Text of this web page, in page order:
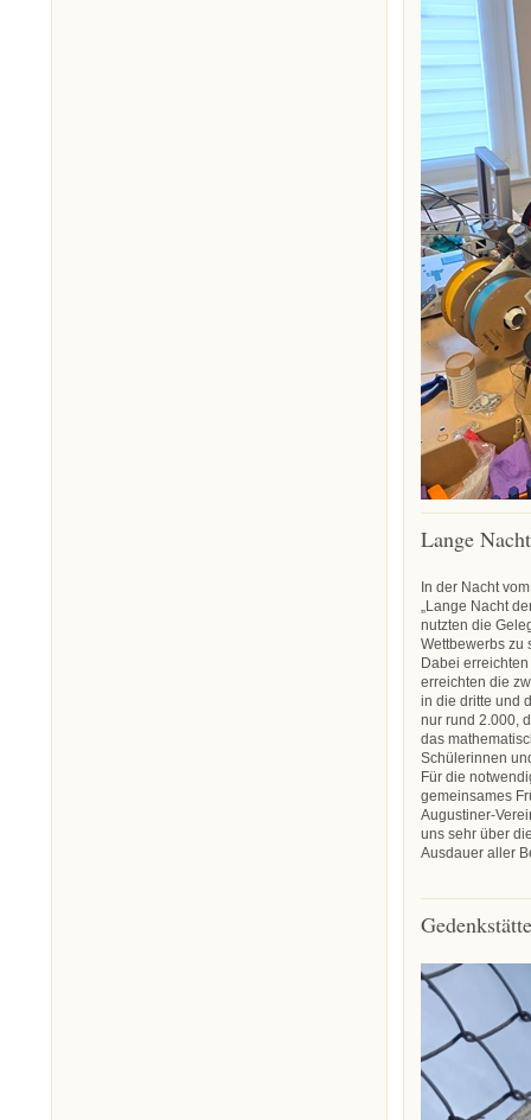
Lange
In der Nacht
„Lange Nacht
nutzten die
Wettbewerbs zu
Dabei
erreichten die
in die dritte und
nur rund 2.000,
das
Schülerinnen
Für die
gemeinsames
Augustiner-
uns sehr über
Ausdauer aller